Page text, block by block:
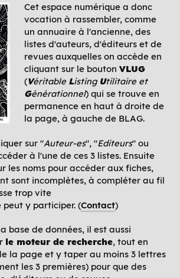
Cet espace numérique a donc
vocation à rassembler, comme
un annuaire à l'ancienne, des
listes d'auteurs, d'éditeurs et de
revues auxquelles on accède en
cliquant sur le bouton VLUG
(Véritable Listing Utilitaire et
Générationnel) qui se trouve en
permanence en haut à droite de
la page, à gauche de BLAG.
sur "Auteur-es", "Editeurs" ou
à l'une de ces 3 listes. Ensuite
les noms pour accéder aux fiches,
sont incomplètes, à compléter au fil
trop vite
y participer. (Contact)
base de données, il est aussi
le moteur de recherche, tout en
la page et y taper au moins 3 lettres
les 3 premières) pour que des